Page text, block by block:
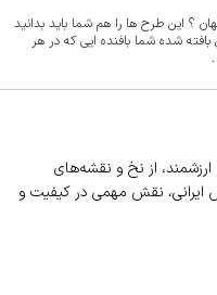
این طرح ها را هم شما باید بدانید
شده شما بافنده ایی که در هر
از نخ و نقشه‌های
ایرانی، نقش مهمی در کیفیت و